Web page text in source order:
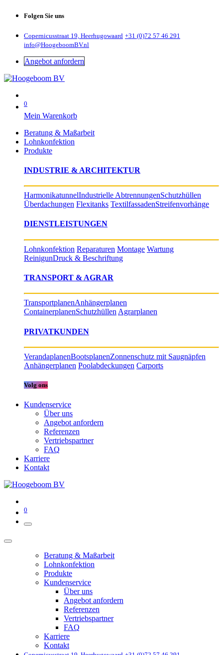
Folgen Sie uns
Copernicusstraat 19, Heerhugowaard +31 (0)72 57 46 291
info@HoogeboomBV.nl
Angebot anfordern
0
Mein Warenkorb
Beratung & Maßarbeit
Lohnkonfektion
Produkte
INDUSTRIE & ARCHITEKTUR
HarmonikatunnelIndustrielle AbtrennungenSchutzhüllen
Überdachungen Flexitanks TextilfassadenStreifenvorhänge
DIENSTLEISTUNGEN
Lohnkonfektion Reparaturen Montage Wartung
ReinigunDruck & Beschriftung
TRANSPORT & AGRAR
TransportplanenAnhängerplanen
ContainerplanenSchutzhüllen Agrarplanen
PRIVATKUNDEN
VerandaplanenBootsplanenZonnenschutz mit Saugnäpfen
Anhängerplanen Poolabdeckungen Carports
Volg ons
Kundenservice
Über uns
Angebot anfordern
Referenzen
Vertriebspartner
FAQ
Karriere
Kontakt
0
Beratung & Maßarbeit
Lohnkonfektion
Produkte
Kundenservice
Über uns
Angebot anfordern
Referenzen
Vertriebspartner
FAQ
Karriere
Kontakt